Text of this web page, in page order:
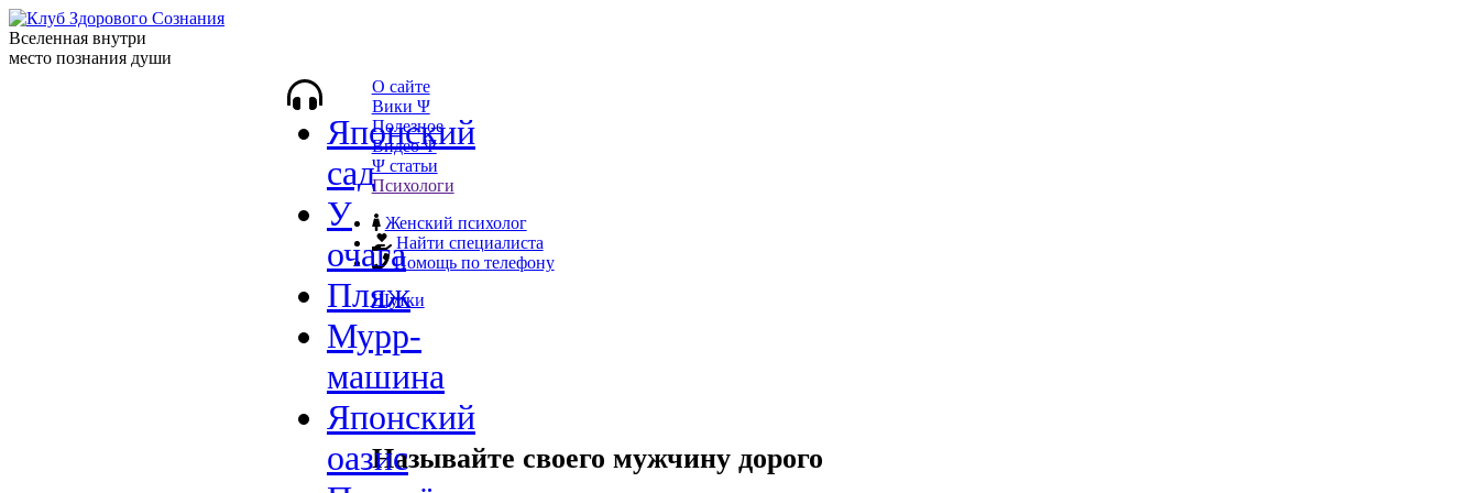
Вселенная внутри
место познания души
Японский
сад
У
очага
Пляж
Мурр-
машина
Японский
оазис
О сайте
Вики Ψ
Полезное
Видео Ψ
Ψ статьи
Психологи
Женский психолог
Найти специалиста
Помощь по телефону
Шутки
Называйте своего мужчину дорого